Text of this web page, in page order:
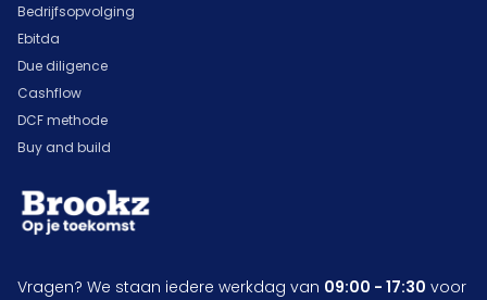
Bedrijfsopvolging
Ebitda
Due diligence
Cashflow
DCF methode
Buy and build
Vragen? We staan iedere werkdag van 09:00 - 17:30 voor